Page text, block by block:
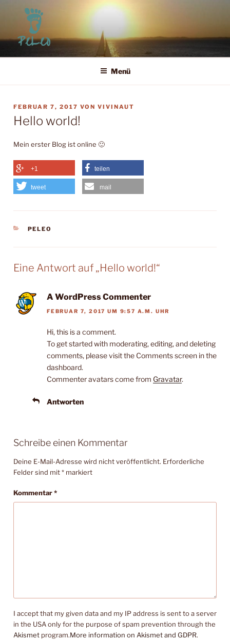
PELEO
Leben für Heute und Morgen
Menü
VERÖFFENTLICHT
AM
FEBRUAR 7, 2017 VON VIVINAUT
Hello world!
Mein erster Blog ist online 🙂
+1 teilen
tweet mail
KATEGORIEN
PELEO
Eine Antwort auf „Hello world!“
A WordPress Commenter
FEBRUAR 7, 2017 UM 9:57 A.M. UHR
Hi, this is a comment.
To get started with moderating, editing, and deleting
comments, please visit the Comments screen in the
dashboard.
Commenter avatars come from Gravatar.
Antworten
Schreibe einen Kommentar
Deine E-Mail-Adresse wird nicht veröffentlicht. Erforderliche
Felder sind mit* markiert
Kommentar*
I accept that my given data and my IP address is sent to a server
in the USA only for the purpose of spam prevention through the
Akismet program.More information on Akismet and GDPR.